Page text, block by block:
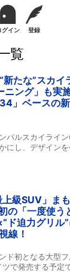
グイン 登録
覧
たな”スカ
ング」も実
」ベースの
パルスカイライ
にし、デザインを
級SUV」ま
の「一度使う
ド迫力グリル
線！
ド初となる大型フ
で発売する予定